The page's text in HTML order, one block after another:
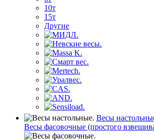
10т
15т
Другие
Весы
Весы фасовочные (простого